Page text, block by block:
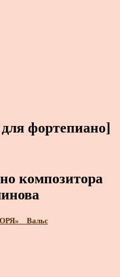
фортепиано]
композитора
_ Вальс